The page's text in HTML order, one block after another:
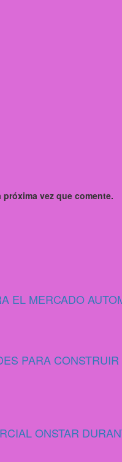
vez que comente.
EL MERCADO
PARA
ONSTAR